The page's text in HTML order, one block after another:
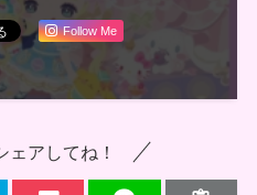
Follow Me
ェアしてね！